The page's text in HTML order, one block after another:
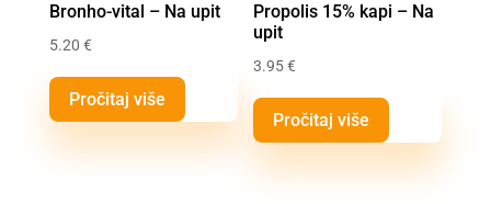
Bronho-vital – Na upit
5.20 €
Pročitaj više
Propolis 15% kapi – Na
upit
3.95€
Pročitaj više